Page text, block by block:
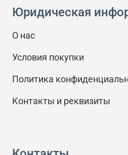
Юридическая
О нас
Условия покупки
Политика
Контакты и реквизиты